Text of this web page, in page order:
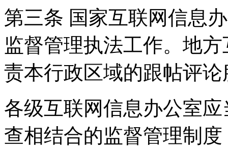
第三条 国家互联网信息
监督管理执法工作。地
责本行政区域的跟帖评
各级互联网信息办公室
查相结合的监督管理制